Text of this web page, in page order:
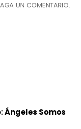
UN COMENTARIO.
Ángeles Somos